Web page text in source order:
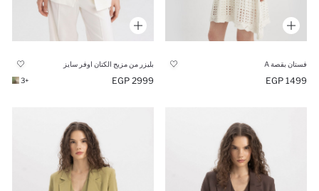
فستان بقصة A
1499 EGP
بليزر من مزيج الكتان اوفر سايز
2999 EGP
+3